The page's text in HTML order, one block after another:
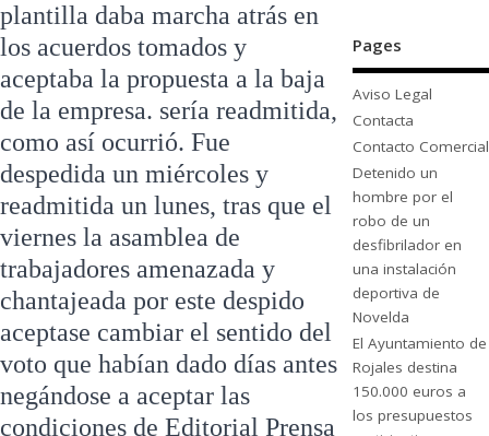
plantilla daba marcha atrás en
los acuerdos tomados y
aceptaba la propuesta a la baja
de la empresa. sería readmitida,
como así ocurrió. Fue
despedida un miércoles y
readmitida un lunes, tras que el
viernes la asamblea de
trabajadores amenazada y
chantajeada por este despido
aceptase cambiar el sentido del
voto que habían dado días antes
negándose a aceptar las
condiciones de Editorial Prensa
Pages
Aviso Legal
Contacta
Contacto Comercial
Detenido un
hombre por el
robo de un
desfibrilador en
una instalación
deportiva de
Novelda
El Ayuntamiento de
Rojales destina
150.000 euros a
los presupuestos